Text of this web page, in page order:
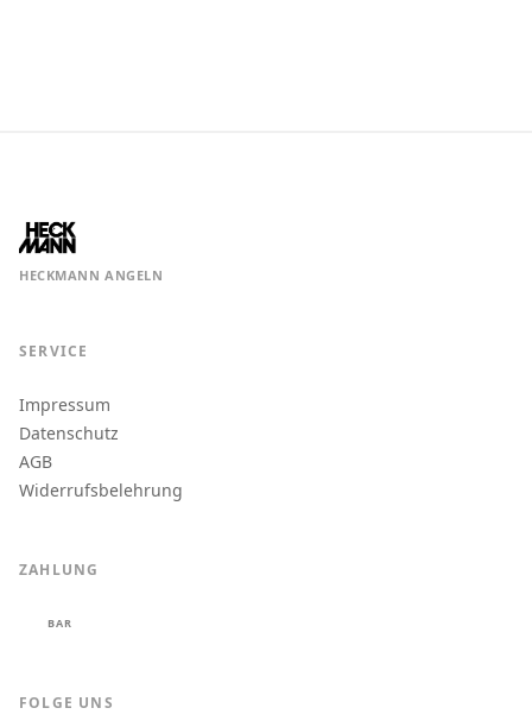
HECKMANN ANGELN
SERVICE
Impressum
Datenschutz
AGB
Widerrufsbelehrung
ZAHLUNG
BAR
FOLGE UNS